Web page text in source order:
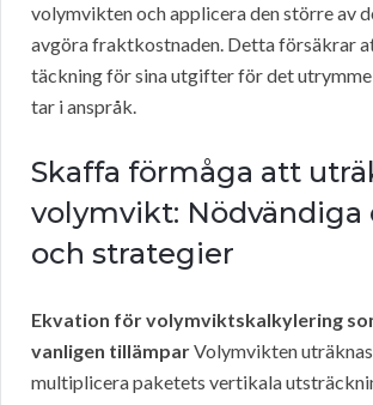
volymvikten och applicera den större av
avgöra fraktkostnaden. Detta försäkrar
täckning för sina utgifter för det
tar i anspråk.
Skaffa förmåga att
volymvikt: Nödvändiga
och strategier
Ekvation för volymviktskalkylering
vanligen tillämparVolymvikten
multiplicera paketets vertikala